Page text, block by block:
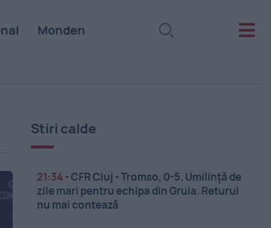
Monden
Stiri calde
21:34-CFR Cluj - Tromso, 0-5. Umilință de
zile mari pentru echipa din Gruia. Returul
nu mai contează